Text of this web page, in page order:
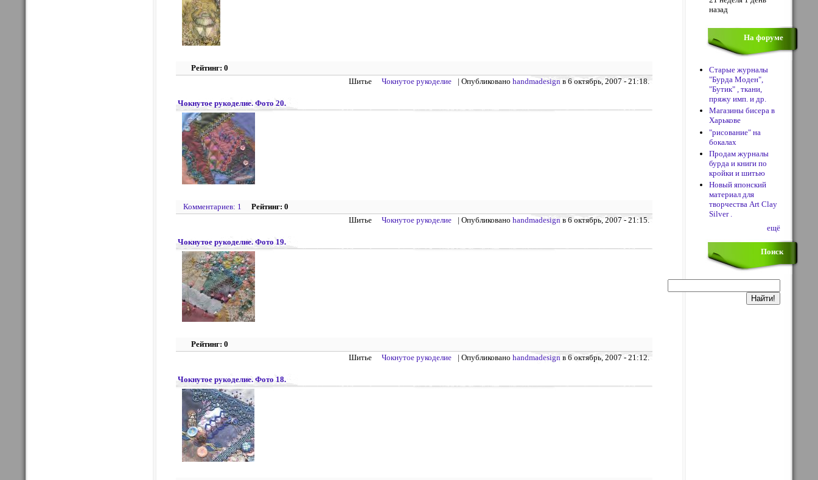
Рейтинг: 0
Шитье
Чокнутое рукоделие | Опубликовано handmadesign в 6 октябрь, 2007 - 21:18.
Чокнутое рукоделие. Фото 20.
Комментариев: 1
Рейтинг: 0
Шитье
Чокнутое рукоделие | Опубликовано handmadesign в 6 октябрь, 2007 - 21:15.
Чокнутое рукоделие. Фото 19.
Рейтинг: 0
Шитье
Чокнутое рукоделие | Опубликовано handmadesign в 6 октябрь, 2007 - 21:12.
Чокнутое рукоделие. Фото 18.
назад
На форуме
Старые журналы
"Бурда Моден",
"Бутик" , ткани,
пряжу имп. и др.
Магазины бисера в
Харькове
"рисование" на
бокалах
Продам журналы
бурда и книги по
кройки и шитью
Новый японский
материал для
творчества Art Clay
Silver .
ещё
Поиск